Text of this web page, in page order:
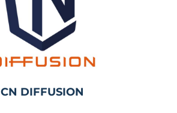
CN DIFFUSION